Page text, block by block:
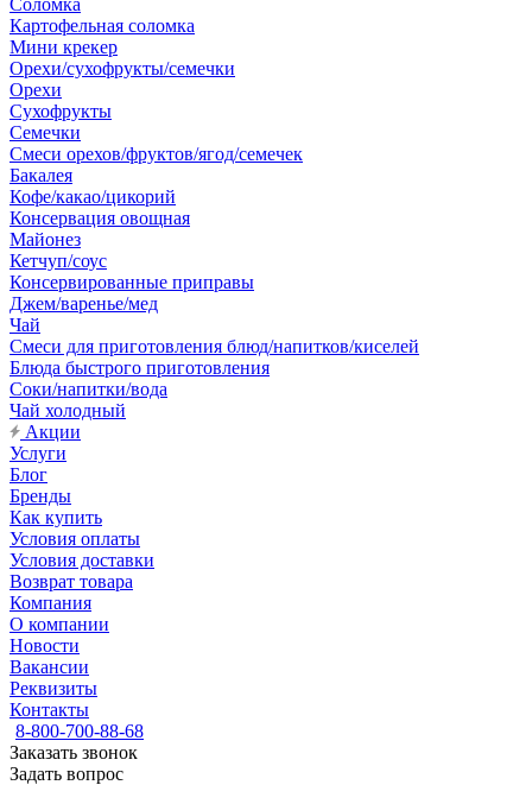
Соломка
Картофельная соломка
Мини крекер
Орехи/сухофрукты/семечки
Орехи
Сухофрукты
Семечки
Смеси орехов/фруктов/ягод/семечек
Бакалея
Кофе/какао/цикорий
Консервация овощная
Майонез
Кетчуп/соус
Консервированные приправы
Джем/варенье/мед
Чай
Смеси для приготовления блюд/напитков/киселей
Блюда быстрого приготовления
Соки/напитки/вода
Чай холодный
Акции
Услуги
Блог
Бренды
Как купить
Условия оплаты
Условия доставки
Возврат товара
Компания
О компании
Новости
Вакансии
Реквизиты
Контакты
8-800-700-88-68
Заказать звонок
Задать вопрос